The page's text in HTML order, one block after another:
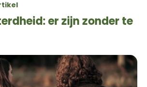
er zijn zonder te